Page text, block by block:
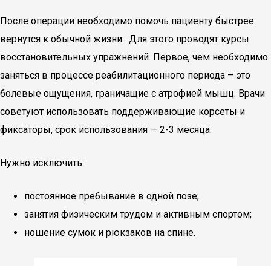
После операции необходимо помочь пациенту быстрее
вернутся к обычной жизни. Для этого проводят курсы
восстановительных упражнений. Первое, чем необходимо
заняться в процессе реабилитационного периода – это
болевые ощущения, граничащие с атрофией мышц. Врачи
советуют использовать поддерживающие корсеты и
фиксаторы, срок использования — 2-3 месяца.
Нужно исключить:
постоянное пребывание в одной позе;
занятия физическим трудом и активным спортом;
ношение сумок и рюкзаков на спине.